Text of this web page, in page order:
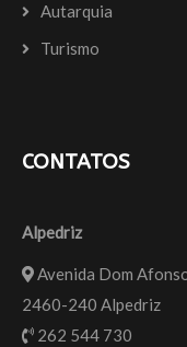
Autarquia
Turismo
CONTATOS
Alpedriz
Avenida Dom
2460-240 Alpedriz
262 544 730